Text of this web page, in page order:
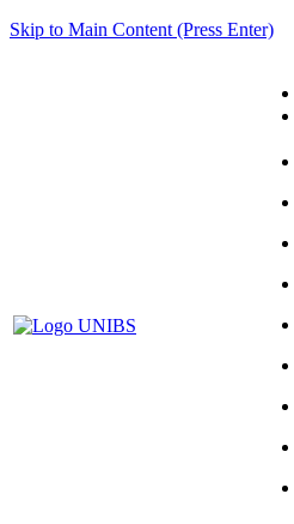
Skip to Main Content (Press Enter)